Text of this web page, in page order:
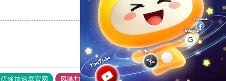
支持[0] 反对[0]
优途加速器官网 风驰加速器 旋风加速器